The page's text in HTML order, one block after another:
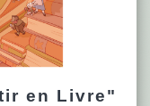
en Livre"